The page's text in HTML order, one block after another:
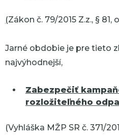
(Zákon č. 79/2015 Z.z., § 81,
Jarné obdobie je pre tieto
najvýhodnejší,
Zabezpečiť
rozložiteľného
(Vyhláška MŽP SR č. 371/